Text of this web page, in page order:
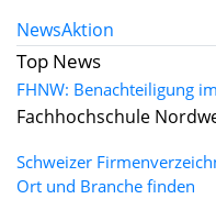
NewsAktion
Top News
FHNW: Benachteiligung
Fachhochschule
Schweizer
Ort und Branche finden